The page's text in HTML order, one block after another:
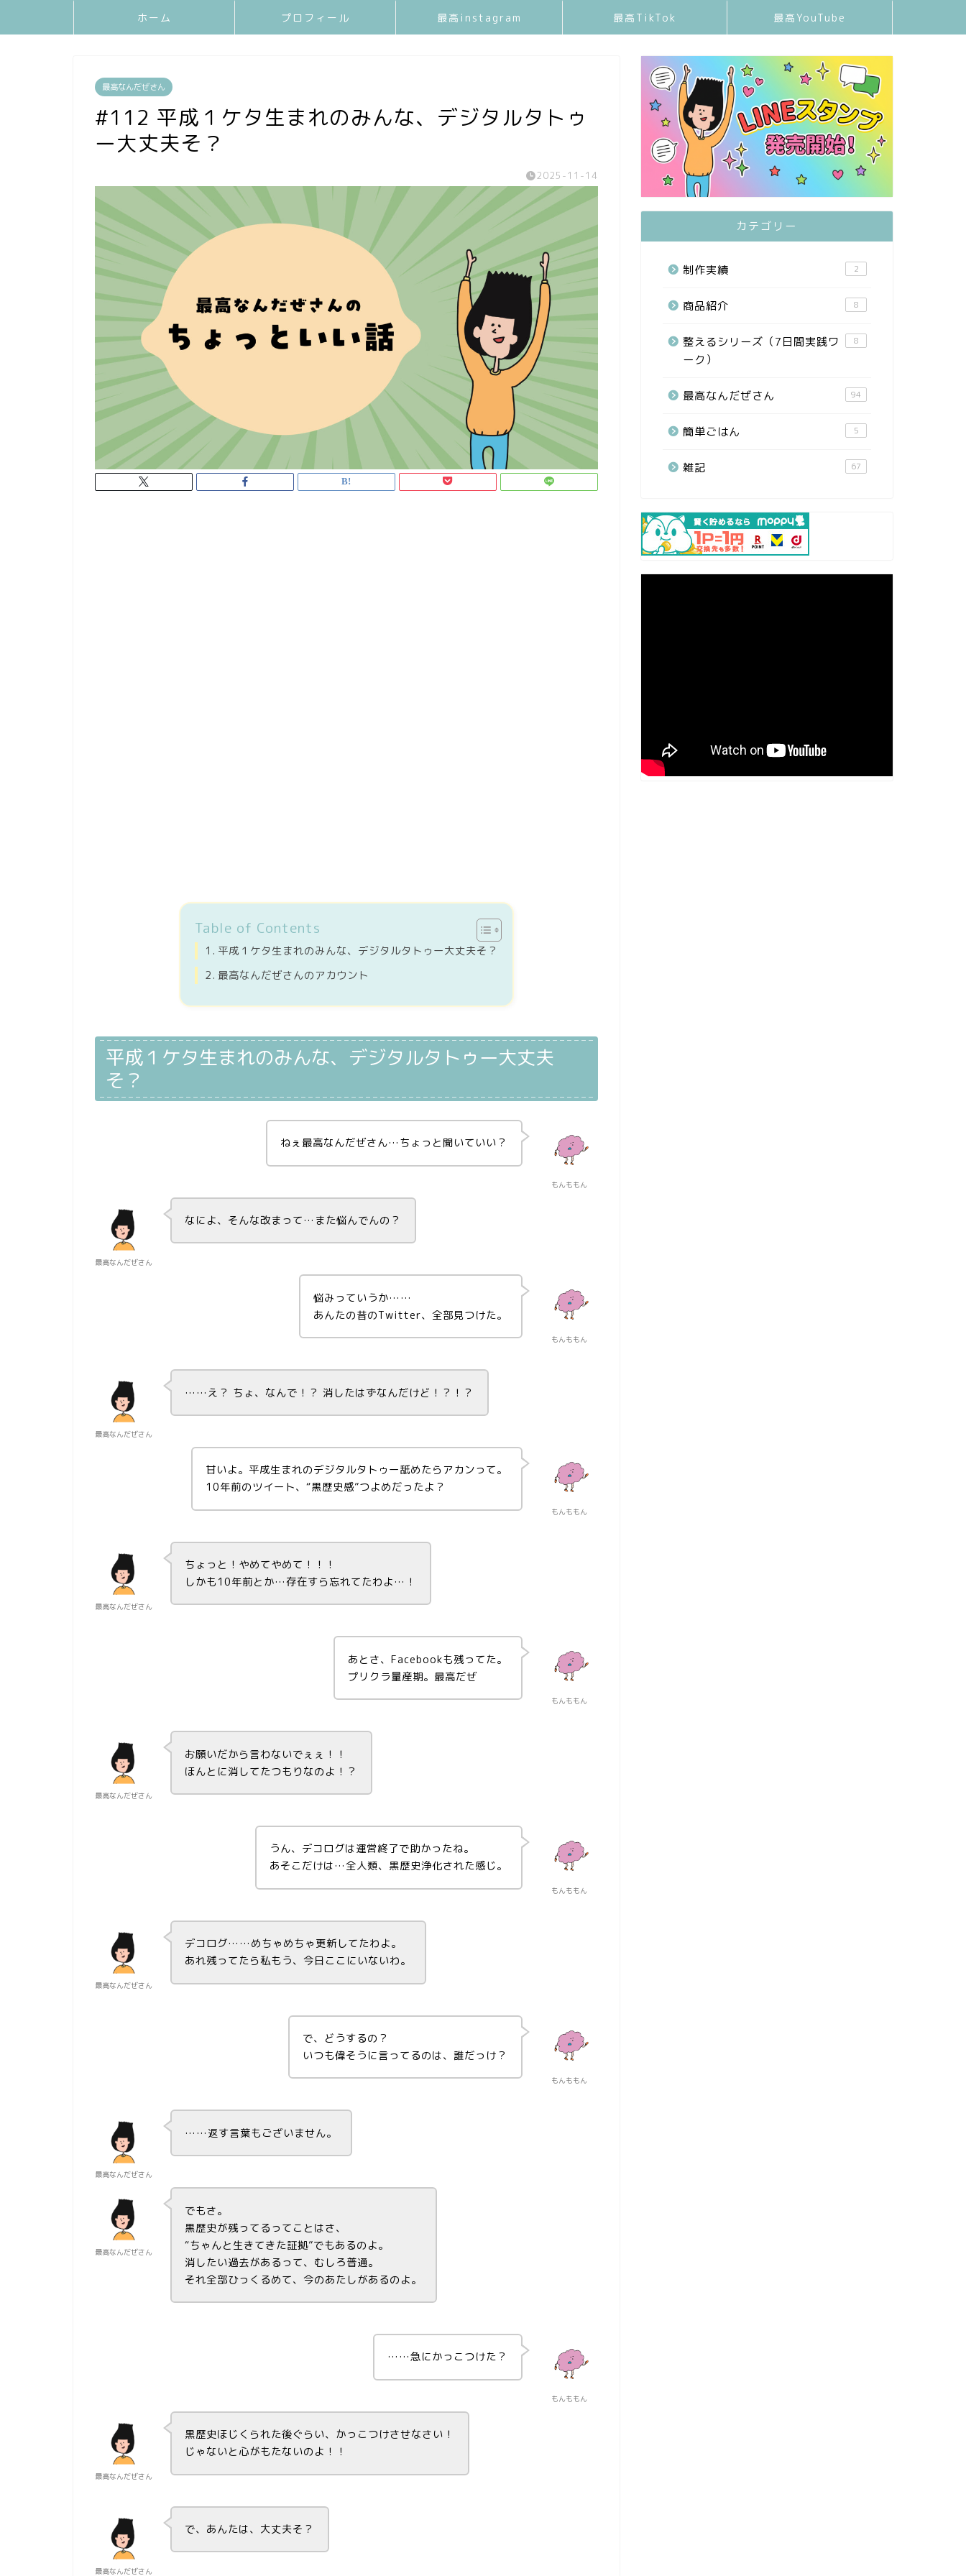
ホーム プロフィール 最高instagram 最高TikTok 最高YouTube
最高なんだぜさん
#112 平成１ケタ生まれのみんな、デジタルタトゥ
ー大丈夫そ？
2025-11-14
Table of Contents
平成１ケタ生まれのみんな、デジタルタトゥー大丈夫そ？
最高なんだぜさんのアカウント
平成１ケタ生まれのみんな、デジタルタトゥー大丈夫
そ？
もんももん
ねぇ最高なんだぜさん…ちょっと聞いていい？
最高なんだぜさん
なによ、そんな改まって…また悩んでんの？
もんももん
悩みっていうか……
あんたの昔のTwitter、全部見つけた。
最高なんだぜさん
……え？ ちょ、なんで！？ 消したはずなんだけど！？！？
もんももん
甘いよ。平成生まれのデジタルタトゥー舐めたらアカンって。
10年前のツイート、“黒歴史感”つよめだったよ？
最高なんだぜさん
ちょっと！やめてやめて！！！
しかも10年前とか…存在すら忘れてたわよ…！
もんももん
あとさ、Facebookも残ってた。
プリクラ量産期。最高だぜ
最高なんだぜさん
お願いだから言わないでぇぇ！！
ほんとに消してたつもりなのよ！？
もんももん
うん、デコログは運営終了で助かったね。
あそこだけは…全人類、黒歴史浄化された感じ。
最高なんだぜさん
デコログ……めちゃめちゃ更新してたわよ。
あれ残ってたら私もう、今日ここにいないわ。
もんももん
で、どうするの？
いつも偉そうに言ってるのは、誰だっけ？
最高なんだぜさん
……返す言葉もございません。
最高なんだぜさん
でもさ。
黒歴史が残ってるってことはさ、
“ちゃんと生きてきた証拠”でもあるのよ。
消したい過去があるって、むしろ普通。
それ全部ひっくるめて、今のあたしがあるのよ。
もんももん
……急にかっこつけた？
最高なんだぜさん
黒歴史ほじくられた後ぐらい、かっこつけさせなさい！
じゃないと心がもたないのよ！！
最高なんだぜさん
で、あんたは、大丈夫そ？
カテゴリー
制作実績 2
商品紹介 8
整えるシリーズ（7日間実践ワ
ーク）
8
最高なんだぜさん 94
簡単ごはん 5
雑記 67